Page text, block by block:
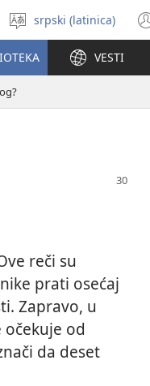
Izaberi
jezik
srpski (latinica)
VESTI
reči su
prati osećaj
Zapravo, u
od
da deset